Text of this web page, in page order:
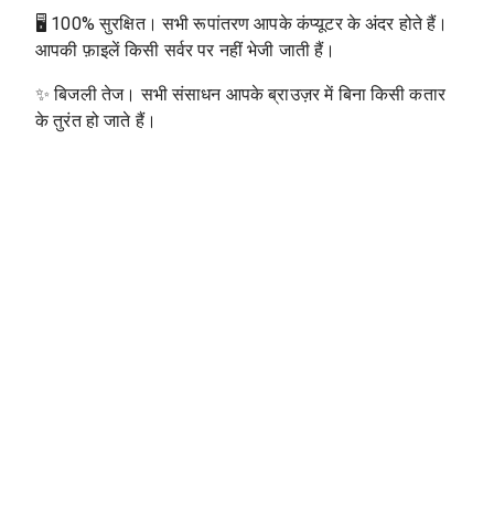
🖥 100% सुरक्षित। सभी रूपांतरण आपके कंप्यूटर के अंदर होते हैं।
आपकी फ़ाइलें किसी सर्वर पर नहीं भेजी जाती हैं।
✨बिजली तेज। सभी संसाधन आपके ब्राउज़र में बिना किसी कतार
के तुरंत हो जाते हैं।